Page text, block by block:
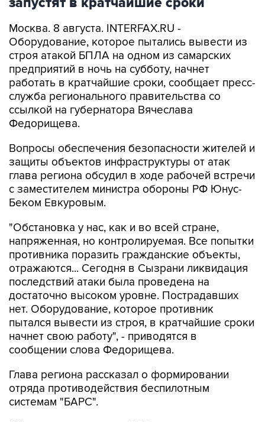
Москва. 8 августа. INTERFAX.RU -
строя атакой БПЛА на одном из самарских
предприятий в ночь на субботу, начнет
работать в кратчайшие сроки, сообщает пресс-
служба регионального правительства со
ссылкой на губернатора Вячеслава
Федорищева.
Вопросы обеспечения безопасности жителей и
глава региона обсудил в ходе рабочей встречи
с заместителем министра обороны РФ Юнус-
Беком Евкуровым.
"Обстановка у нас, как и во всей стране,
противника поразить гражданские объекты,
отражаются... Сегодня в Сызрани ликвидация
последствий атаки была проведена на
достаточно высоком уровне. Пострадавших
нет. Оборудование, которое противник
пытался вывести из строя, в кратчайшие сроки
начнет свою работу", - приводятся в
сообщении слова Федорищева.
Глава региона рассказал о формировании
системам "БАРС".
"Штатное расписание - 900 человек.